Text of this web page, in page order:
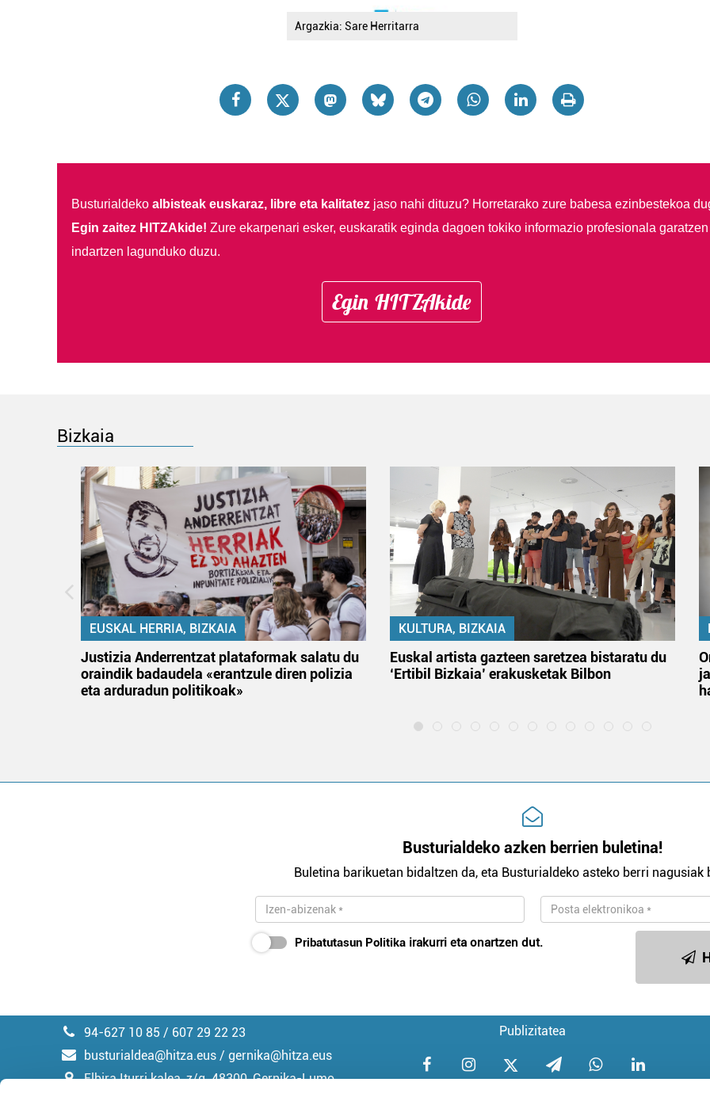
Argazkia: Sare Herritarra
Busturialdeko albisteak euskaraz, libre eta kalitatezjaso nahi dituzu? Horretarako zure babesa ezinbestekoa
Egin zaitez HITZAkide! Zure ekarpenari esker, euskaratik eginda dagoen tokiko informazio profesionala garatzen
indartzen lagunduko duzu.
Egin HITZAkide
Bizkaia
EUSKAL HERRIA, BIZKAIA
Justizia Anderrentzat plataformak salatu du
oraindik badaudela «erantzule diren polizia
eta arduradun politikoak»
KULTURA, BIZKAIA
Euskal artista gazteen saretzea bistaratu du
‘Ertibil Bizkaia’ erakusketak Bilbon
Busturialdeko azken berrien buletina!
Buletina barikuetan bidaltzen da, eta Busturialdeko asteko berri nagusiak
Pribatutasun Politika irakurri eta onartzen dut.
94-627 10 85 / 607 29 22 23
busturialdea@hitza.eus / gernika@hitza.eus
Elbira Iturri kalea, z/g. 48300, Gernika-Lumo
Publizitatea